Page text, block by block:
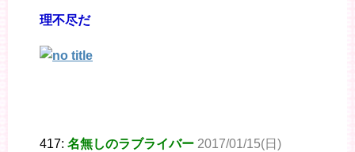
理不尽だ
417: 名無しのラブライバー 2017/01/15(日)